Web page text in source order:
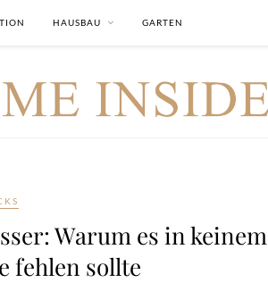
HAUSBAU GARTEN
Warum es in keinem
fehlen sollte